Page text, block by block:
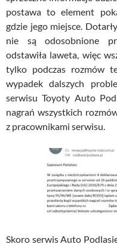
postawa to element
gdzie jego miejsce.
nie są odosobnione
odstawiła laweta, więc
tylko podczas rozmów
wypadek dalszych
serwisu Toyoty Auto
nagrań wszystkich
z pracownikami serwisu.
Skoro serwis Auto